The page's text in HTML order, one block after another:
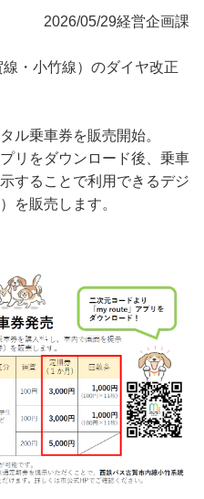
2026/05/29経営企画課
・小竹線）のダイヤ改正
ル乗車券を販売開始。
リをダウンロード後、乗車
することで利用できるデジ
を販売します。